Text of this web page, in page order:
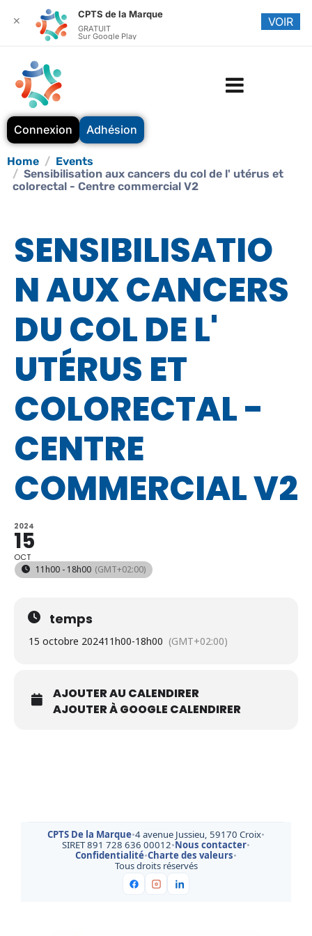
Connexion Adhésion
Home
Events
Sensibilisation aux cancers du col de l' utérus et
colorectal - Centre commercial V2
SENSIBILISATIO
N AUX CANCERS
DU COL DE L'
UTÉRUS ET
COLORECTAL -
CENTRE
COMMERCIAL V2
2024
15
OCT
11h00 - 18h00 (GMT+02:00)
temps
15 octobre 202411h00-18h00 (GMT+02:00)
AJOUTER AU CALENDIRER
AJOUTER À GOOGLE CALENDIRER
CPTS De la Marque•4 avenue Jussieu, 59170 Croix•
SIRET 891 728 636 00012•Nous contacter•
Confidentialité•Charte des valeurs•
Tous droits réservés
✕
CPTS de la Marque
GRATUIT
Sur Google Play
VOIR